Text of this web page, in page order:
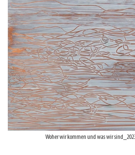
Woher wir kommen und was wir